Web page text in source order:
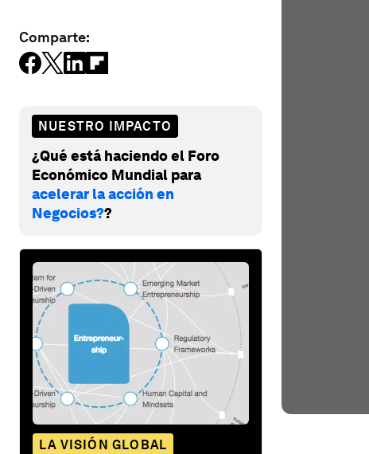
Comparte:
NUESTRO IMPACTO
¿Qué está haciendo el Foro
Económico Mundial para
acelerar la acción en
Negocios??
LA VISIÓN GLOBAL